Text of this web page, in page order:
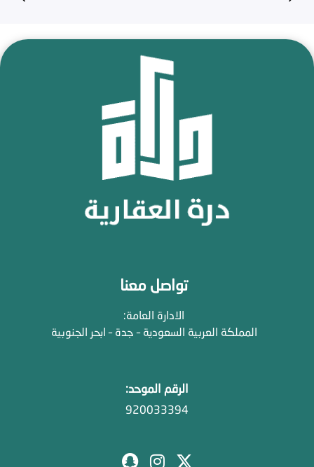
تواصل معنا
الادارة العامة:
المملكة العربية السعودية – جدة – ابحر الجنوبية
الرقم الموحد:
920033394